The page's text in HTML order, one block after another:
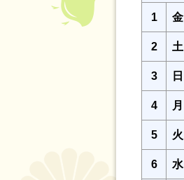
1 金
2 土
3 日
4 月
5 火
6 水